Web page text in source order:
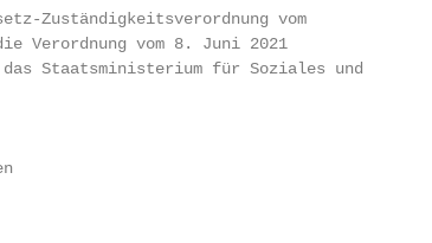
Zuständigkeitsverordnung vom
Verordnung vom 8. Juni 2021
Staatsministerium für Soziales und